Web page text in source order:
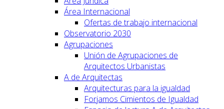
Área Internacional
Ofertas de trabajo internacional
Observatorio 2030
Agrupaciones
Unión de Agrupaciones de
Arquitectos Urbanistas
A de Arquitectas
Arquitecturas para la igualdad
Forjamos Cimientos de Igualdad